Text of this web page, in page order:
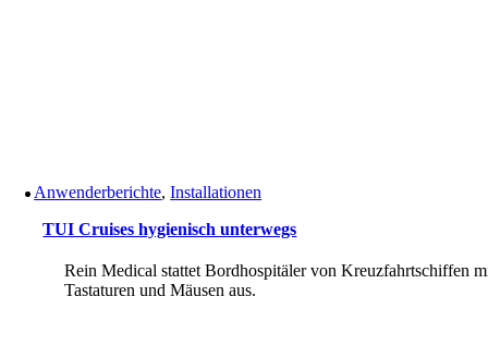
Anwenderberichte,Installationen
TUI Cruises hygienisch unterwegs
Rein Medical stattet Bordhospitäler von Kreuzfahrtschiffen
Tastaturen und Mäusen aus.